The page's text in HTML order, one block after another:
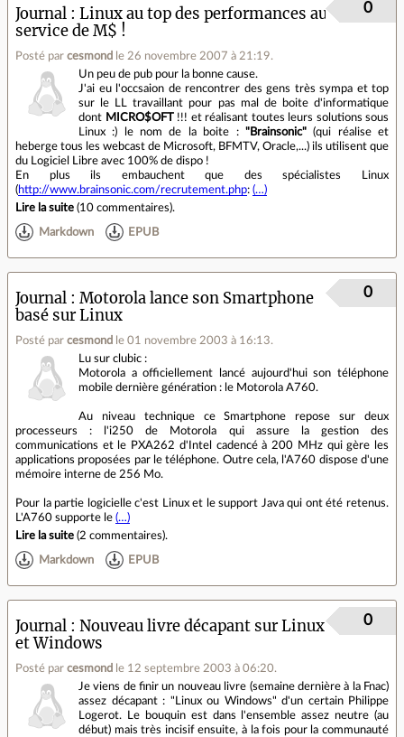
Journal
Linux au top des performances au
service de M$ !
Posté par cesmond le 26 novembre 2007 à 21:19.
0
Un peu de pub pour la bonne cause.
J'ai eu l'occsaion de rencontrer des gens très sympa et top
sur le LL travaillant pour pas mal de boite d'informatique
dont MICRO$OFT
!!! et réalisant toutes leurs solutions sous
Linux :) le nom de la boite : "Brainsonic"(qui réalise et
heberge tous les webcast de Microsoft, BFMTV, Oracle,...) ils utilisent que
du Logiciel Libre avec 100% de dispo !
En plus ils embauchent que des spécialistes Linux
(http://www.brainsonic.com/recrutement.php: (…)
Lire la suite (10 commentaires).
Markdown EPUB
Journal
Motorola lance son Smartphone
basé sur Linux
Posté par cesmond le 01 novembre 2003 à 16:13.
0
Lu sur clubic :
Motorola a officiellement lancé aujourd'hui son téléphone
mobile dernière génération : le Motorola A760.
Au niveau technique ce Smartphone repose sur deux
processeurs : l'i250 de Motorola qui assure la gestion des
communications et le PXA262 d'Intel cadencé à 200 MHz qui gère les
applications proposées par le téléphone. Outre cela, l'A760 dispose d'une
mémoire interne de 256 Mo.
Pour la partie logicielle c'est Linux et le support Java qui ont été retenus.
L'A760 supporte le (…)
Lire la suite (2 commentaires).
Markdown EPUB
Journal
Nouveau livre décapant sur Linux
et Windows
Posté par cesmond le 12 septembre 2003 à 06:20.
0
Je viens de finir un nouveau livre (semaine dernière à la Fnac)
assez décapant : "Linux ou Windows" d'un certain Philippe
Logerot. Le bouquin est dans l'ensemble assez neutre (au
début) mais très incisif ensuite, à la fois pour la communauté